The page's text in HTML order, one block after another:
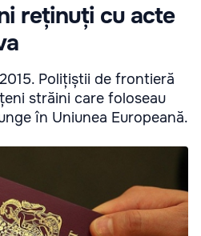
reținuți cu acte
Polițiștii de frontieră
străini care foloseau
în Uniunea Europeană.